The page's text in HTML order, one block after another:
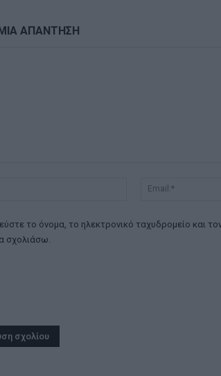
ΑΠΑΝΤΗΣΗ
Όνομα:*
το όνομα, το ηλεκτρονικό ταχυδρομείο και
σχολιάσω.